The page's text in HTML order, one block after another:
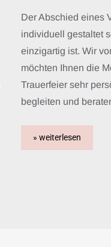
Der Abschied eines
individuell gestaltet
einzigartig ist. Wir
möchten Ihnen die
Trauerfeier sehr
begleiten und
» weiterlesen